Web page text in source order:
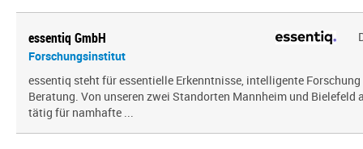
essentiq GmbH
Forschungsinstitut
essentiq steht für essentielle Erkenntnisse, intelligente
Beratung. Von unseren zwei Standorten Mannheim und Bielefeld
tätig für namhafte ...